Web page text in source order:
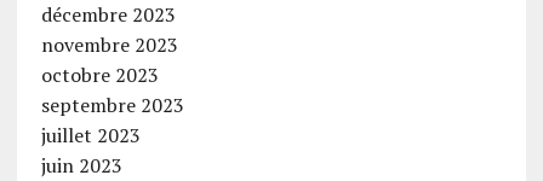
décembre 2023
novembre 2023
octobre 2023
septembre 2023
juillet 2023
juin 2023